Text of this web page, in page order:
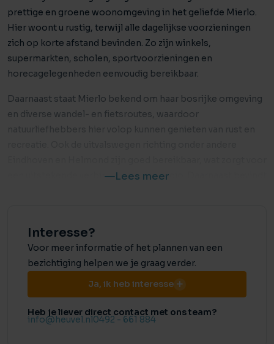
prettige en groene woonomgeving in het geliefde Mierlo.
Hier woont u rustig, terwijl alle dagelijkse voorzieningen
zich op korte afstand bevinden. Zo zijn winkels,
supermarkten, scholen, sportvoorzieningen en
horecagelegenheden eenvoudig bereikbaar.
Daarnaast staat Mierlo bekend om haar bosrijke omgeving
en diverse wandel- en fietsroutes, waardoor
een uitstekende verbinding met de regio. Daarnaast bevindt
BIJZONDERHEDEN:
– Verassend ruime woning met grote leefruimtes op de
woonkamer;
– Inpandige bijkeuken én berging beschikbaar;
Lees meer
Interesse?
Voor meer informatie of het plannen van een
bezichtiging helpen we je graag verder.
Ja, ik heb interesse
Heb je liever direct contact met ons team?
info@heuvel.nl0492 - 661 884